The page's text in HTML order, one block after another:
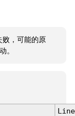
败，可能的原
。
Line